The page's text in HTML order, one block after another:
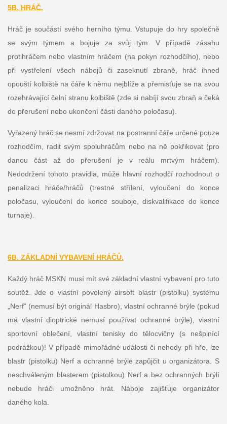
5B. HRÁČ.
Hráč je součástí svého herního týmu. Vstupuje do hry společně
se svým týmem a bojuje za svůj tým. V případě zásahu
protihráčem nebo vlastním hráčem (na pokyn rozhodčího), nebo
při vystřelení všech nábojů či zaseknutí zbraně, hráč ihned
opouští kolbiště na čáře k němu nejblíže a přemisťuje se na svou
rozehrávající čelní stranu kolbiště (zde si nabíjí svou zbraň a čeká
do přerušení nebo ukončení části daného poločasu).
Vyřazený hráč se nesmí zdržovat na postranní čáře určené pouze
rozhodčím, radit svým spoluhráčům nebo na ně pokřikovat (pro
danou část až do přerušení je v reálu mrtvým hráčem).
Nedodržení tohoto pravidla, může hlavní rozhodčí rozhodnout o
penalizaci hráče/hráčů (trestné střílení, vyloučení do konce
poločasu, vyloučení do konce souboje, diskvalifikace do konce
turnaje).
6B. ZÁKLADNÍ VYBAVENÍ HRÁČŮ.
Každý hráč MSKN musí mít své základní vlastní vybavení pro tuto
soutěž. Jde o vlastní povolený airsoft blastr (pistolku) systému
„Nerf“ (nemusí být originál Hasbro), vlastní ochranné brýle (pokud
má vlastní dioptrické nemusí používat ochranné brýle), vlastní
sportovní oblečení, vlastní tenisky do tělocvičny (s nešpinící
podrážkou)! V případě mimořádné události či nehody při hře, lze
blastr (pistolku) Nerf a ochranné brýle zapůjčit u organizátora. S
neschváleným blasterem (pistolkou) Nerf a bez ochranných brýlí
nebude hráči umožněno hrát. Náboje zajišťuje organizátor
daného kola.